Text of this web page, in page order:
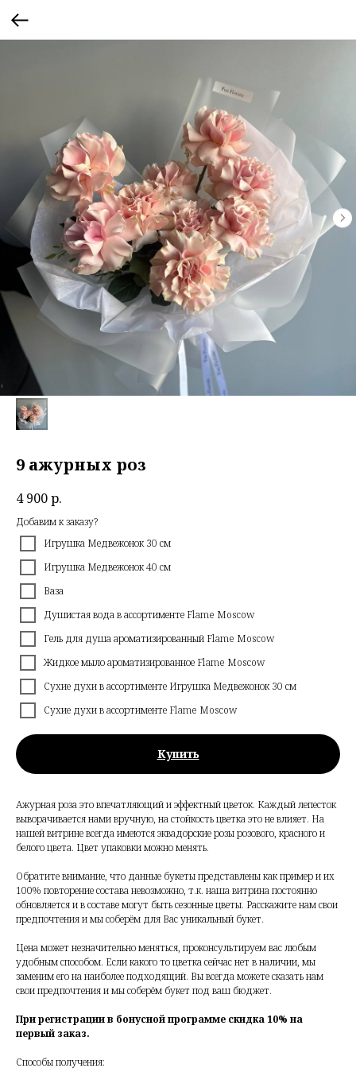
9 ажурных роз
4 900р.
Добавим к заказу?
Игрушка Медвежонок 30 см
Игрушка Медвежонок 40 см
Ваза
Душистая вода в ассортименте Flame Moscow
Гель для душа ароматизированный Flame Moscow
Жидкое мыло ароматизированное Flame Moscow
Сухие духи в ассортименте Игрушка Медвежонок 30 см
Сухие духи в ассортименте Flame Moscow
Купить
Ажурная роза это впечатляющий и эффектный цветок. Каждый лепесток
выворачивается нами вручную, на стойкость цветка это не влияет. На
нашей витрине всегда имеются эквадорские розы розового, красного и
белого цвета. Цвет упаковки можно менять.
Обратите внимание, что данные букеты представлены как пример и их
100% повторение состава невозможно, т.к. наша витрина постоянно
обновляется и в составе могут быть сезонные цветы. Расскажите нам свои
предпочтения и мы соберём для Вас уникальный букет.
Цена может незначительно меняться, проконсультируем вас любым
удобным способом. Если какого то цветка сейчас нет в наличии, мы
заменим его на наиболее подходящий. Вы всегда можете сказать нам
свои предпочтения и мы соберём букет под ваш бюджет.
При регистрации в бонусной программе скидка 10% на
первый заказ.
Способы получения: